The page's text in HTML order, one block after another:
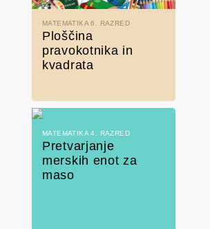
MATEMATIKA 6. RAZRED
Ploščina
pravokotnika in
kvadrata
MATEMATIKA 4. RAZRED
Pretvarjanje
merskih enot za
maso